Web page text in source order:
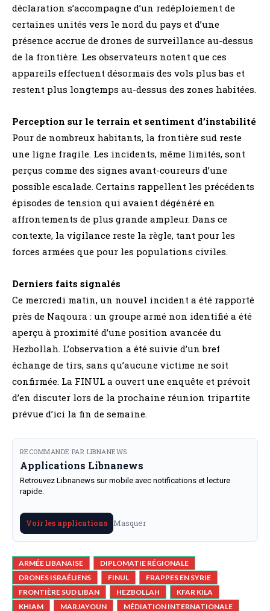
déclaration s’accompagne d’un redéploiement de
certaines unités vers le nord du pays et d’une
présence accrue de drones de surveillance au-dessus
de la frontière. Les observateurs notent que ces
appareils effectuent désormais des vols plus bas et
restent plus longtemps au-dessus des zones habitées.
Perception sur le terrain et sentiment d’instabilité
Pour de nombreux habitants, la frontière sud reste
une ligne fragile. Les incidents, même limités, sont
perçus comme des signes avant-coureurs d’une
possible escalade. Certains rappellent les précédents
épisodes de tension qui avaient dégénéré en
affrontements de plus grande ampleur. Dans ce
contexte, la vigilance reste la règle, tant pour les
forces armées que pour les populations civiles.
Derniers faits signalés
Ce mercredi matin, un nouvel incident a été rapporté
près de Naqoura : un groupe armé non identifié a été
aperçu à proximité d’une position avancée du
Hezbollah. L’observation a été suivie d’un bref
échange de tirs, sans qu’aucune victime ne soit
confirmée. La FINUL a ouvert une enquête et prévoit
d’en discuter lors de la prochaine réunion tripartite
prévue d’ici la fin de semaine.
RECOMMANDE PAR LIBNANEWS
Applications Libnanews
Retrouvez Libnanews sur mobile avec notifications et lecture
rapide.
Voir les applications Masquer
ARMÉE LIBANAISE
DIPLOMATIE RÉGIONALE
DRONES ISRAÉLIENS
FINUL
FRAPPES EN SYRIE
FRONTIÈRE SUD LIBAN
HEZBOLLAH
KFAR KILA
KHIAM
MARJAYOUN MÉDIATION INTERNATIONALE